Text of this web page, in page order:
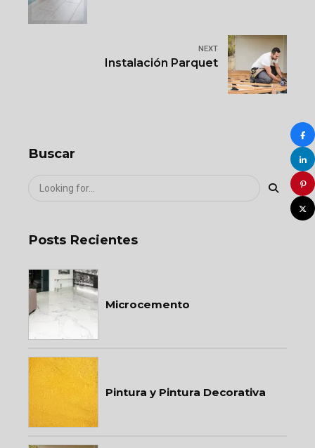
NEXT
Instalación Parquet
Buscar
Posts Recientes
Microcemento
Pintura y Pintura Decorativa